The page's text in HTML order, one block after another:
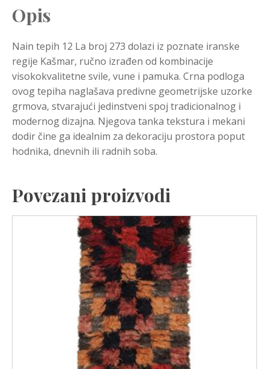
Opis
Nain tepih 12 La broj 273 dolazi iz poznate iranske
regije Kašmar, ručno izrađen od kombinacije
visokokvalitetne svile, vune i pamuka. Crna podloga
ovog tepiha naglašava predivne geometrijske uzorke
grmova, stvarajući jedinstveni spoj tradicionalnog i
modernog dizajna. Njegova tanka tekstura i mekani
dodir čine ga idealnim za dekoraciju prostora poput
hodnika, dnevnih ili radnih soba.
Povezani proizvodi